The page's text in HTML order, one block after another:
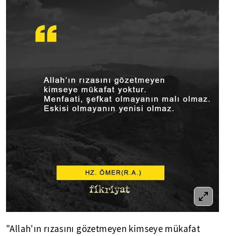
"Allah'ın rızasını gözetmeyen kimseye mükafat